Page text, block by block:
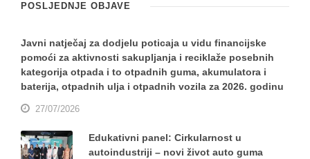
POSLJEDNJE OBJAVE
Javni natječaj za dodjelu poticaja u vidu financijske
pomoći za aktivnosti sakupljanja i reciklaže posebnih
kategorija otpada i to otpadnih guma, akumulatora i
baterija, otpadnih ulja i otpadnih vozila za 2026. godinu
27/07/2026
Edukativni panel: Cirkularnost u
autoindustriji – novi život auto guma